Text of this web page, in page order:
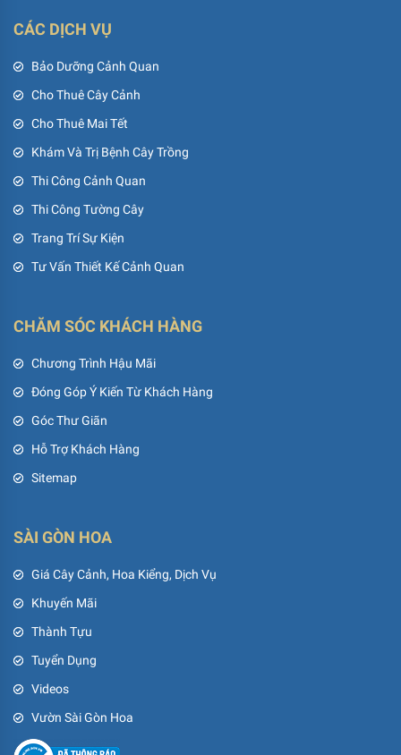
CÁC DỊCH VỤ
Bảo Dưỡng Cảnh Quan
Cho Thuê Cây Cảnh
Cho Thuê Mai Tết
Khám Và Trị Bệnh Cây Trồng
Thi Công Cảnh Quan
Thi Công Tường Cây
Trang Trí Sự Kiện
Tư Vấn Thiết Kế Cảnh Quan
CHĂM SÓC KHÁCH HÀNG
Chương Trình Hậu Mãi
Đóng Góp Ý Kiến Từ Khách Hàng
Góc Thư Giãn
Hỗ Trợ Khách Hàng
Sitemap
SÀI GÒN HOA
Giá Cây Cảnh, Hoa Kiểng, Dịch Vụ
Khuyến Mãi
Thành Tựu
Tuyển Dụng
Videos
Vườn Sài Gòn Hoa